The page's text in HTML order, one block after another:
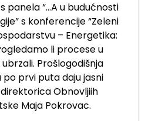
panela “…A u budućnosti
s konferencije “Zeleni
– Energetika:
li procese u
Prošlogodišnja
prvi puta daju jasni
Obnovljiih
Maja Pokrovac.